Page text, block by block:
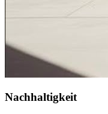
Nachhaltigkeit